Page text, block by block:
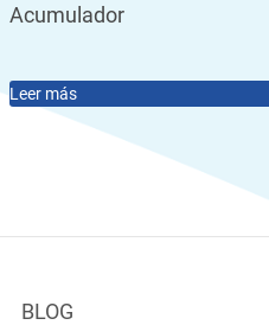
Acumulador
Leer más
BLOG